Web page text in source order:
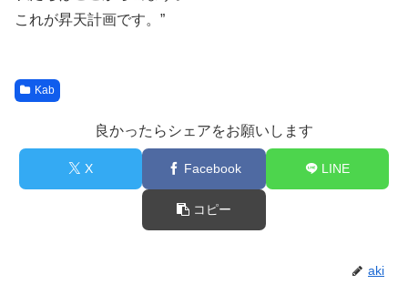
これが昇天計画です。”
Kab
良かったらシェアをお願いします
X Facebook LINE
コピー
aki